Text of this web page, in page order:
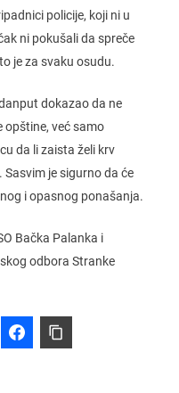
policije, koji ni u
ni pokušali da spreče
je za svaku osudu.
dokazao da ne
opštine, već samo
da li zaista želi krv
je sigurno da će
i opasnog ponašanja.
Bačka Palanka i
odbora Stranke